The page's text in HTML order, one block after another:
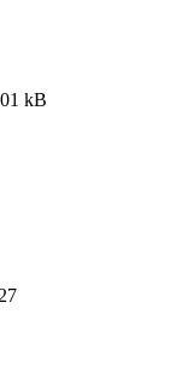
kB